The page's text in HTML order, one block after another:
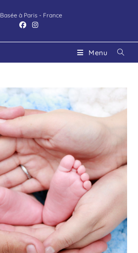
Basée à Paris - France
Menu